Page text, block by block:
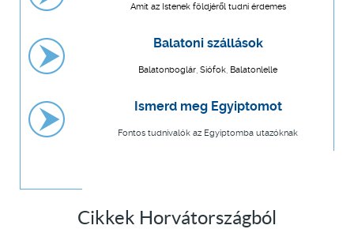
Amit az Istenek földjéről tudni érdemes
Balatoni szállások
Balatonboglár, Siófok, Balatonlelle
Ismerd meg Egyiptomot
Fontos tudnivalók az Egyiptomba utazóknak
Cikkek Horvátországból